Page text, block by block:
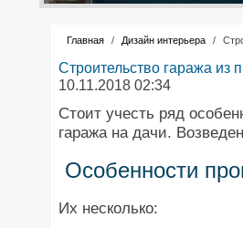
Главная / Дизайн интерьера /
Строительство гаража из
10.11.2018 02:34
Стоит учесть ряд
гаража на дачи.
Особенности
Их несколько: